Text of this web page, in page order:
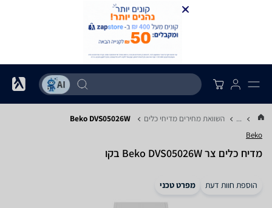
... השוואת מחירים מדיחי כלים Beko DVS05026W
Beko
מדיח כלים ‏צר Beko DVS05026W בקו
הוספת חוות דעת מפרט טכני